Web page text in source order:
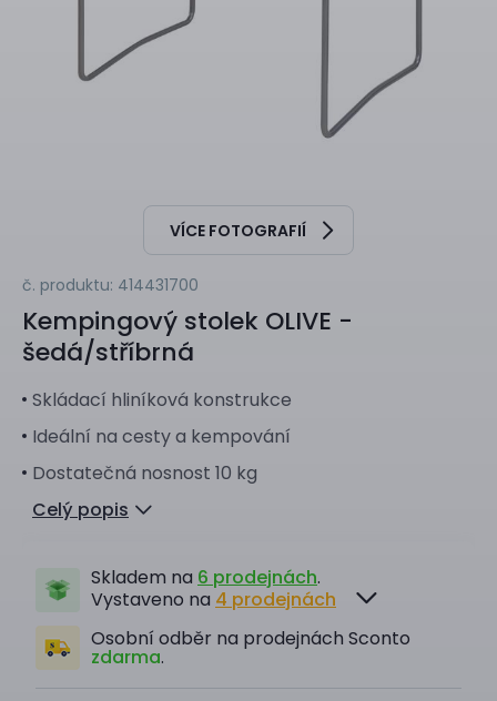
VÍCE FOTOGRAFIÍ
č. produktu: 414431700
Kempingový stolek OLIVE -
šedá/stříbrná
Skládací hliníková konstrukce
Ideální na cesty a kempování
Dostatečná nosnost 10 kg
Celý popis
Skladem na 6 prodejnách.
Vystaveno na 4 prodejnách
Osobní odběr na prodejnách Sconto
zdarma.